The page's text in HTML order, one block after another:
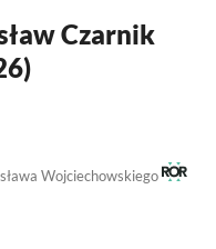
Czarnik
Wojciechowskiego